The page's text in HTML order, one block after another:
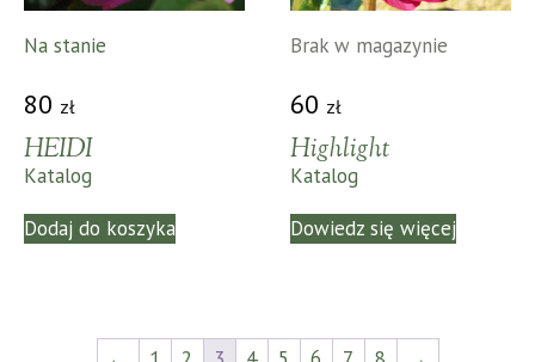
Na stanie
80 zł
HEIDI
Katalog
Dodaj do koszyka
Brak w magazynie
60 zł
Highlight
Katalog
Dowiedz się więcej